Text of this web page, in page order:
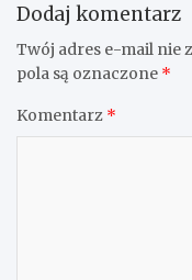
Dodaj komentarz
Twój adres e-mail nie
pola są oznaczone *
Komentarz *